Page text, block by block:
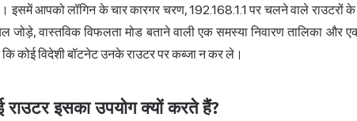
इसमें आपको लॉगिन के चार कारगर चरण, 192.168.1.1 पर चलने वाले राउटरों
वास्तविक विफलता मोड बताने वाली एक समस्या निवारण तालिका और
कोई विदेशी बॉटनेट उनके राउटर पर कब्जा न कर ले।
इसका उपयोग क्यों करते हैं?